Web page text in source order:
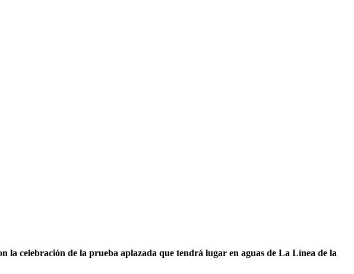
la celebración de la prueba aplazada que tendrá lugar en aguas de La Línea de la